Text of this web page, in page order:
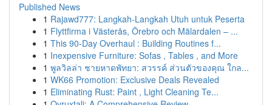
Published News
1 Rajawd777: Langkah-Langkah Utuh untuk Peserta
1 Flyttfirma i Västerås, Örebro och Mälardalen – ...
1 This 90-Day Overhaul : Building Routines f...
1 Inexpensive Furniture: Sofas , Tables , and More
1 พูลวิลล่า ชายหาดพัทยา: สวรรค์ ส่วนตัวของคุณ ใกล...
1 WK66 Promotion: Exclusive Deals Revealed
1 Eliminating Rust: Paint , Light Cleaning Te...